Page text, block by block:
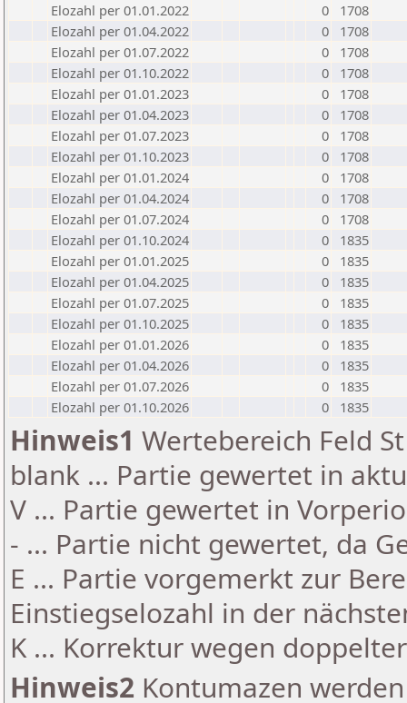
Elozahl per 01.01.2022
0
1708
Elozahl per 01.04.2022
0
1708
Elozahl per 01.07.2022
0
1708
Elozahl per 01.10.2022
0
1708
Elozahl per 01.01.2023
0
1708
Elozahl per 01.04.2023
0
1708
Elozahl per 01.07.2023
0
1708
Elozahl per 01.10.2023
0
1708
Elozahl per 01.01.2024
0
1708
Elozahl per 01.04.2024
0
1708
Elozahl per 01.07.2024
0
1708
Elozahl per 01.10.2024
0
1835
Elozahl per 01.01.2025
0
1835
Elozahl per 01.04.2025
0
1835
Elozahl per 01.07.2025
0
1835
Elozahl per 01.10.2025
0
1835
Elozahl per 01.01.2026
0
1835
Elozahl per 01.04.2026
0
1835
Elozahl per 01.07.2026
0
1835
Elozahl per 01.10.2026
0 1835
Hinweis1 Wertebereich Feld
blank ... Partie gewertet in
V ... Partie gewertet in
- ... Partie nicht gewertet, da
E ... Partie vorgemerkt zur
Einstiegselozahl in der
K ... Korrektur wegen
Hinweis2 Kontumazen